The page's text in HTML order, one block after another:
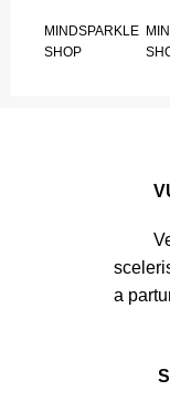
MINDSPARKLE
SHOP
a